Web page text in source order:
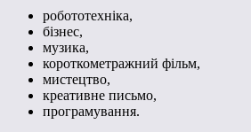
робототехніка,
бізнес,
музика,
короткометражний фільм,
мистецтво,
креативне письмо,
програмування.